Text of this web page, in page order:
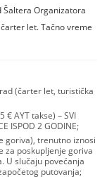
Šaltera Organizatora
let. Tačno vreme
(čarter let, turistička
€ AYT takse) – SVI
ISPOD 2 GODINE;
goriva), trenutno iznosi
za poskupljenje goriva
U slučaju povećanja
putovanja;